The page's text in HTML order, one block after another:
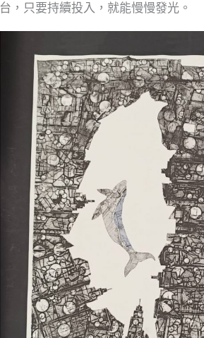
台，只要持續投入，就能慢慢發光。